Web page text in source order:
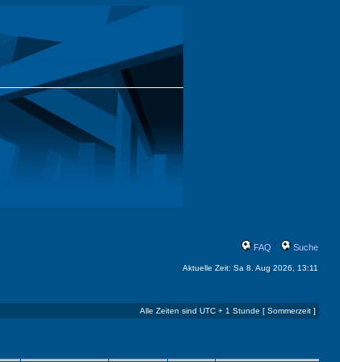
FAQ Suche
Aktuelle Zeit: Sa 8. Aug 2026, 13:11
Alle Zeiten sind UTC + 1 Stunde [ Sommerzeit ]